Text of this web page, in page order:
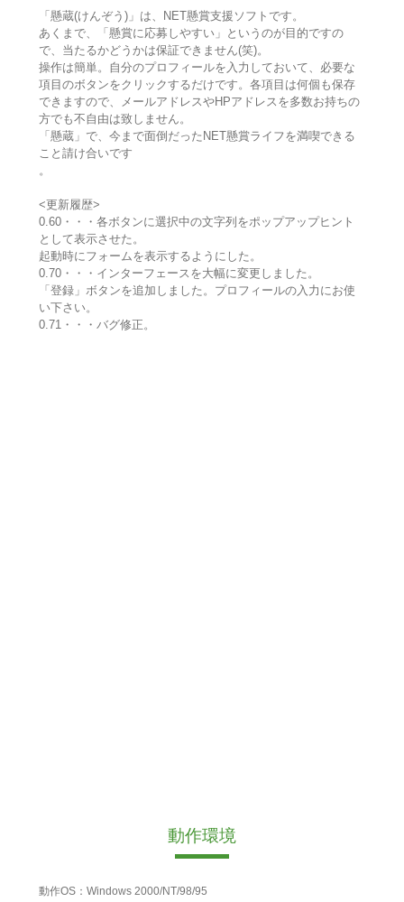
「懸蔵(けんぞう)」は、NET懸賞支援ソフトです。
あくまで、「懸賞に応募しやすい」というのが目的ですの
で、当たるかどうかは保証できません(笑)。
操作は簡単。自分のプロフィールを入力しておいて、必要な
項目のボタンをクリックするだけです。各項目は何個も保存
できますので、メールアドレスやHPアドレスを多数お持ちの
方でも不自由は致しません。
「懸蔵」で、今まで面倒だったNET懸賞ライフを満喫できる
こと請け合いです
。
<更新履歴>
0.60・・・各ボタンに選択中の文字列をポップアップヒント
として表示させた。
起動時にフォームを表示するようにした。
0.70・・・インターフェースを大幅に変更しました。
「登録」ボタンを追加しました。プロフィールの入力にお使
い下さい。
0.71・・・バグ修正。
動作環境
動作OS：Windows 2000/NT/98/95